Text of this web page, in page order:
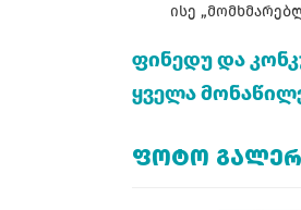
ისე
ფინედუ და
ყველა
ᲤᲝᲢᲝ